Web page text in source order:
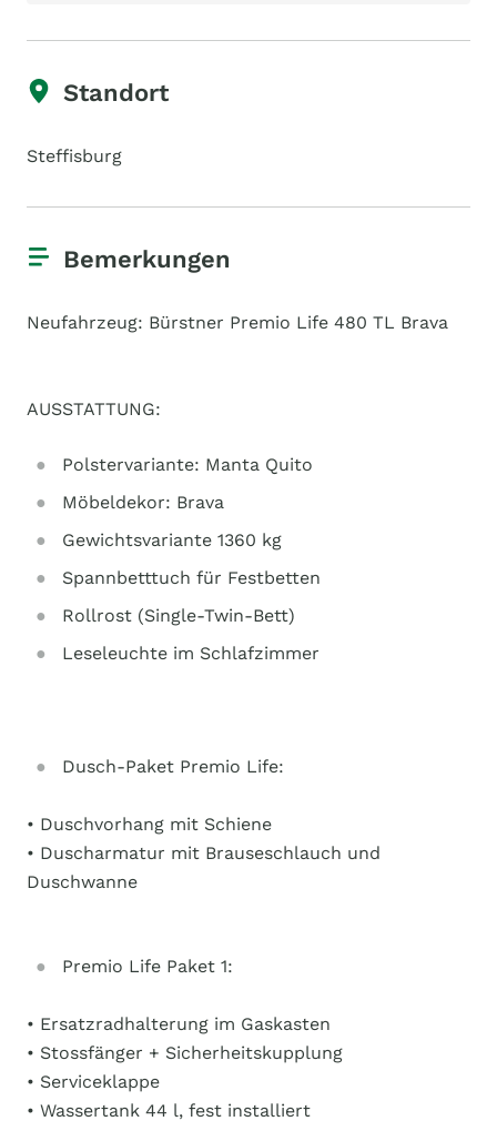
Standort
Steffisburg
Bemerkungen
Neufahrzeug: Bürstner Premio Life 480 TL Brava
AUSSTATTUNG:
Polstervariante: Manta Quito
Möbeldekor: Brava
Gewichtsvariante 1360 kg
Spannbetttuch für Festbetten
Rollrost (Single-Twin-Bett)
Leseleuchte im Schlafzimmer
Dusch-Paket Premio Life:
• Duschvorhang mit Schiene
• Duscharmatur mit Brauseschlauch und
Duschwanne
Premio Life Paket 1:
• Ersatzradhalterung im Gaskasten
• Stossfänger + Sicherheitskupplung
• Serviceklappe
• Wassertank 44 l, fest installiert